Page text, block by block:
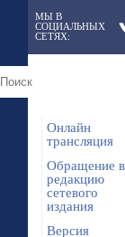
МЫ В
СОЦИАЛЬНЫХ
СЕТЯХ:
Онлайн
трансляция
Обращение в
редакцию
сетевого
издания
Версия